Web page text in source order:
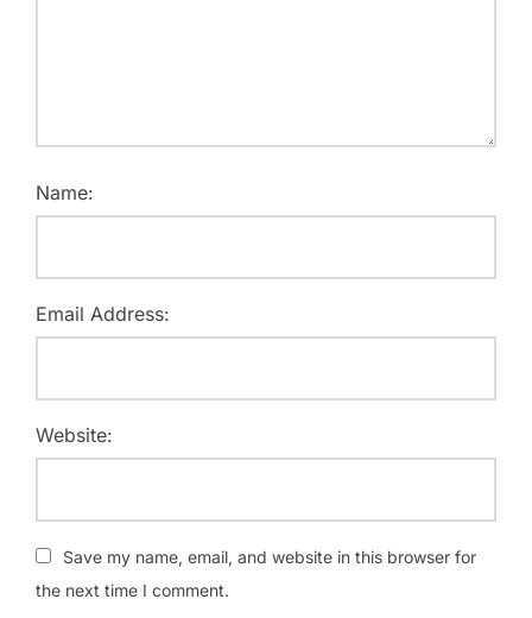
Name:
Email Address:
Website:
Save my name, email, and website in this browser for
the next time I comment.